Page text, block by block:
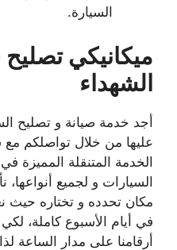
السيارة.
ميكانيكي
الشهداء
أجد خدمة صيانة و تصليح
عليها من خلال تواصلكم
الخدمة المتنقلة المميزة
السيارات و لجميع
في أيام الأسبوع كاملة، لكي
أرقامنا على مدار الساعة